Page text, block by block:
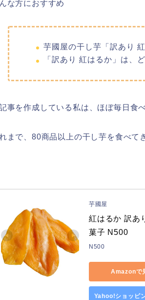
な方におすすめ
芋國屋の干し芋「訳あり
「訳あり 紅はるか」は、
事を作成している私は、ほぼ毎日食
まで、80商品以上の干し芋を食べて
芋國屋
紅はるか 訳あ
菓子 N500
N500
Amazonで
Yahoo!ショッピ